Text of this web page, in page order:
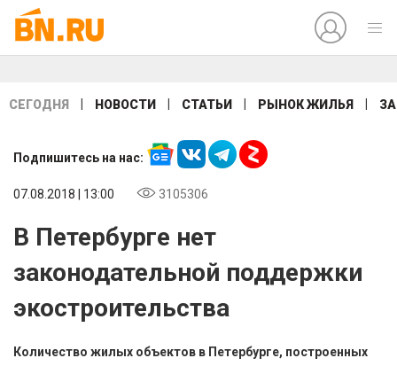
СЕГОДНЯ НОВОСТИ СТАТЬИ РЫНОК ЖИЛЬЯ
Подпишитесь на нас:
07.08.2018 | 13:00 3105306
В Петербурге нет
законодательной поддержки
экостроительства
Количество жилых объектов в Петербурге, построенных